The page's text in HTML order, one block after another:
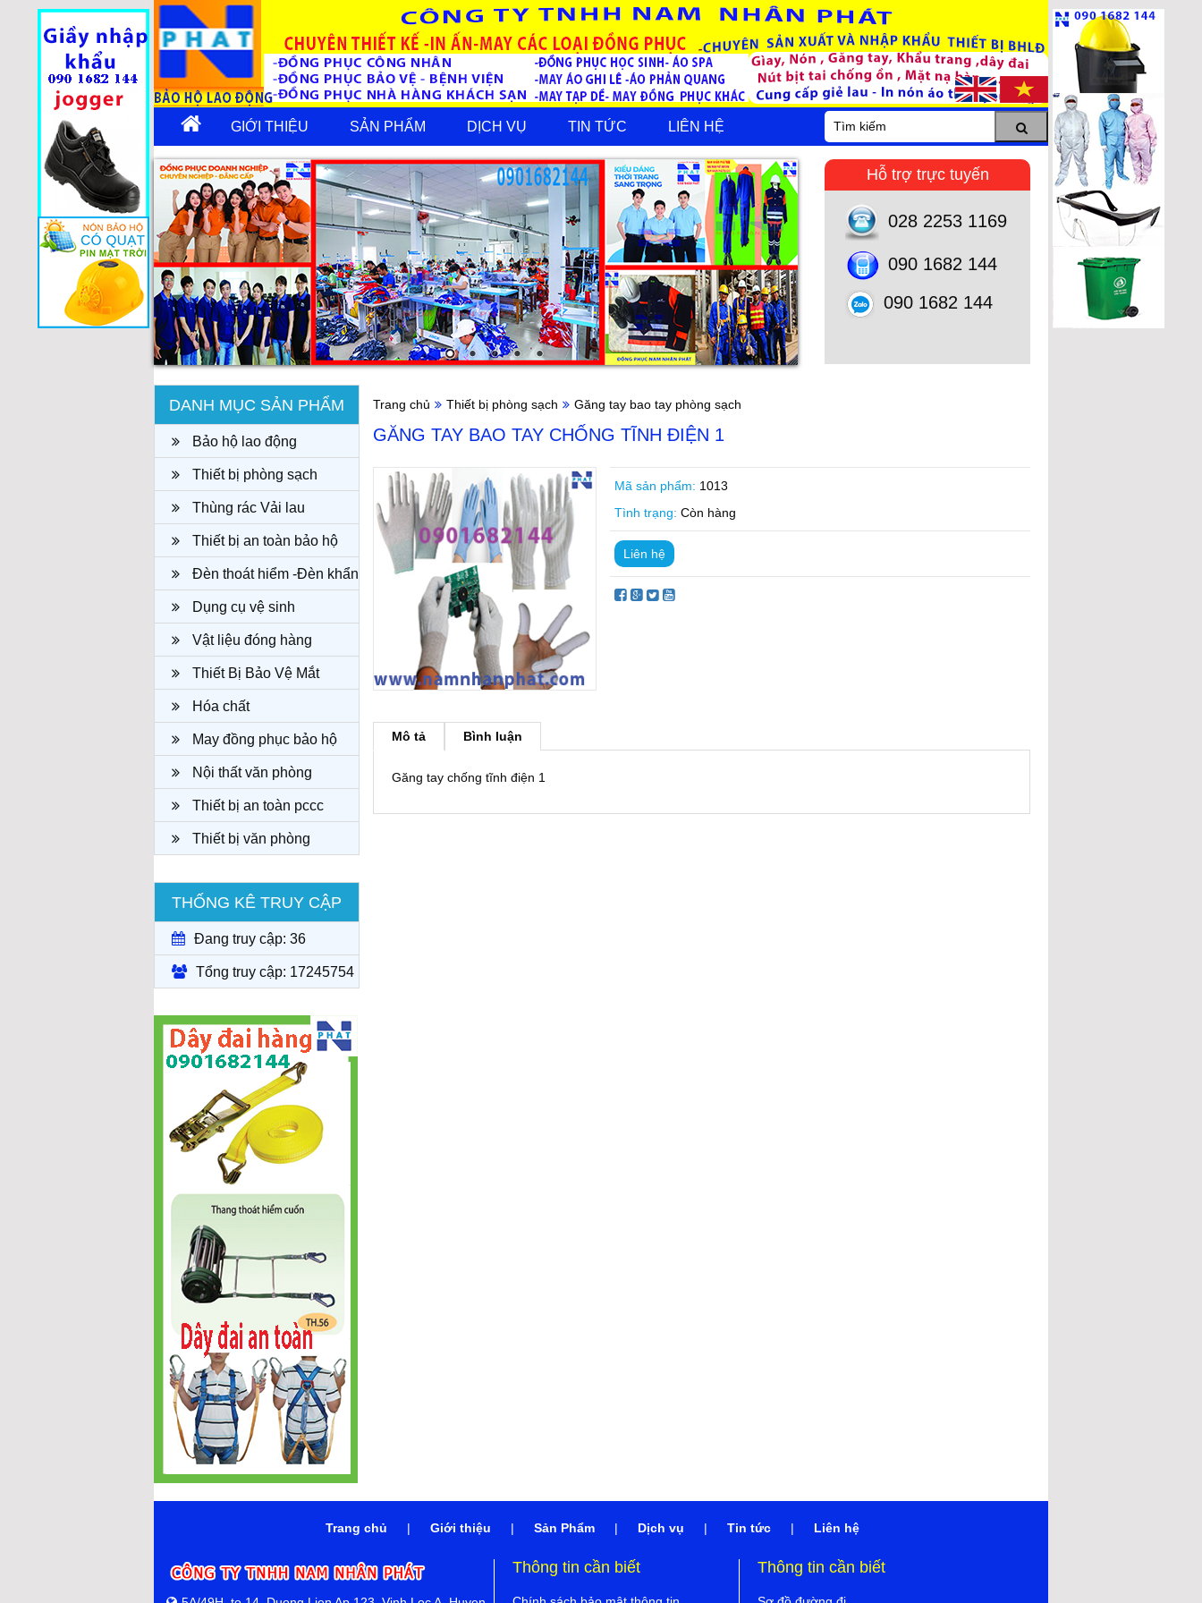
GIỚI THIỆU SẢN PHẨM DỊCH VỤ TIN TỨC LIÊN HỆ
Hỗ trợ trực tuyến
028 2253 1169
090 1682 144
090 1682 144
DANH MỤC SẢN PHẨM
Bảo hộ lao động
Thiết bị phòng sạch
Thùng rác Vải lau
Thiết bị an toàn bảo hộ
Đèn thoát hiểm -Đèn khẩn
cấpDụng cụ vệ sinh
Vật liệu đóng hàng
Thiết Bị Bảo Vệ Mắt
Hóa chất
May đồng phục bảo hộ
công tyNội thất văn phòng
Thiết bị an toàn pccc
Thiết bị văn phòng
THỐNG KÊ TRUY CẬP
Đang truy cập: 36
Tổng truy cập: 17245754
Trang chủ Thiết bị phòng sạch Găng tay bao tay phòng sạch
GĂNG TAY BAO TAY CHỐNG TĨNH ĐIỆN 1
Mã sản phẩm: 1013
Tình trạng: Còn hàng
Liên hệ
Mô tả Bình luận
Găng tay chống tĩnh điện 1
Trang chủ | Giới thiệu | Sản Phẩm | Dịch vụ | Tin tức | Liên hệ
Thông tin cần biết Thông tin cần biết